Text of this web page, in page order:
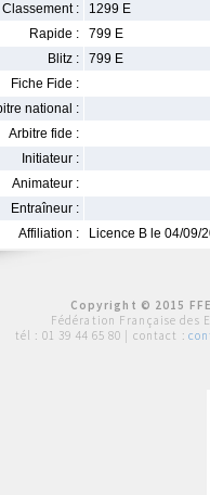
Classement :
1299 E
Rapide :
799 E
Blitz :
799 E
Fiche Fide :
national :
Arbitre fide :
Initiateur :
Animateur :
Entraîneur :
Affiliation :
Licence B le 04/09/
Copyright © 2015
Fédération Française des
tél : 01 39 44 65 80 | contact :